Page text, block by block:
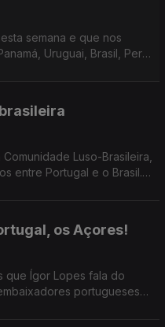
semana e que nos
Uruguai, Brasil, Peru
Luso-Brasileira,
entre Portugal e o Brasil.
os Açores!
que Ígor Lopes fala do
portugueses